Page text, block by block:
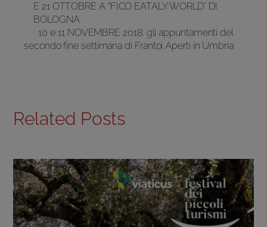
E 21 OTTOBRE A “FICO EATALY WORLD” DI
BOLOGNA
10 e 11 NOVEMBRE 2018: gli appuntamenti del
secondo fine settimana di Frantoi Aperti in Umbria
Related Posts